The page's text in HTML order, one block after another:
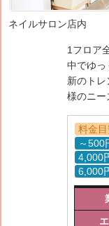
ネイルサロン店内
1フロア
中でゆっ
新のト
様のニー
料金
～500
4,000
6,000